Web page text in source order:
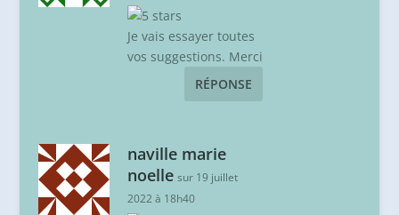
Je vais essayer toutes
vos suggestions. Merci
RÉPONSE
naville marie
noelle sur 19 juillet
2022 à 18h40